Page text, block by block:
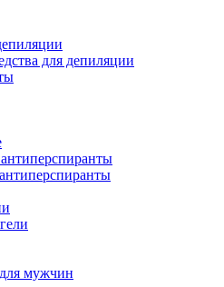
для депиляции
мужчин